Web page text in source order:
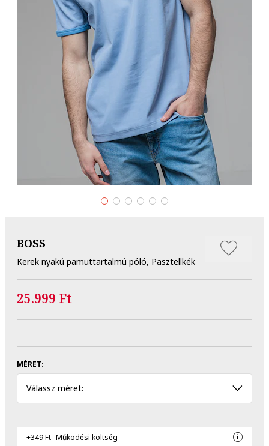
BOSS
Kerek nyakú pamuttartalmú póló, Pasztellkék
25.999 Ft
MÉRET:
Válassz méret:
+349 Ft Működési költség